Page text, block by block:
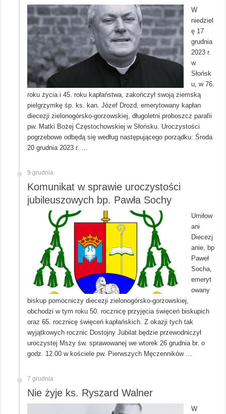
W
niedziel
ę 17
grudnia
2023 r.
w
Słońsk
u, w 76.
roku życia i 45. roku kapłaństwa, zakończył swoją ziemską
pielgrzymkę śp. ks. kan. Józef Drozd, emerytowany kapłan
diecezji zielonogórsko-gorzowskiej, długoletni proboszcz parafii
pw. Matki Bożej Częstochowskiej w Słońsku. Uroczystości
pogrzebowe odbędą się według następującego porządku: Środa
20 grudnia 2023 r. …
9 grudnia
Komunikat w sprawie uroczystości
jubileuszowych bp. Pawła Sochy
Umiłow
ani
Diecezj
anie, bp
Paweł
Socha,
emeryt
owany
biskup pomocniczy diecezji zielonogórsko-gorzowskiej,
obchodzi w tym roku 50. rocznicę przyjęcia święceń biskupich
oraz 65. rocznicę święceń kapłańskich. Z okazji tych tak
wyjątkowych rocznic Dostojny Jubilat będzie przewodniczył
uroczystej Mszy św. sprawowanej we wtorek 26 grudnia br. o
godz. 12.00 w kościele pw. Pierwszych Męczenników …
7 grudnia
Nie żyje ks. Ryszard Walner
W